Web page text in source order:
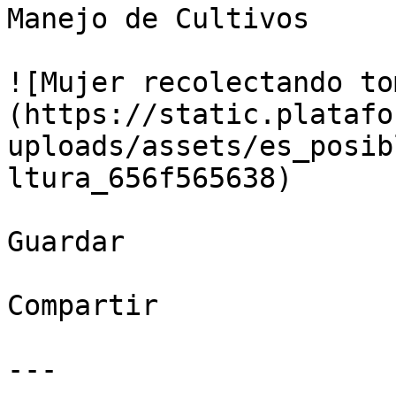
Manejo de Cultivos
![Mujer recolectando
(https://
uploads/assets/
ltura_656f565638)
Guardar
Compartir
---